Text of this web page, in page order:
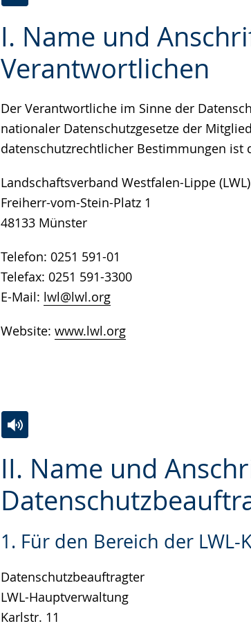
I. Name und
Verantwortlichen
Der Verantwortliche im Sinne der
nationaler Datenschutzgesetze der
datenschutzrechtlicher Bestimmungen ist
Landschaftsverband Westfalen-Lippe (LWL)
Freiherr-vom-Stein-Platz 1
48133 Münster
Telefon: 0251 591-01
Telefax: 0251 591-3300
E-Mail: lwl@lwl.org
Website: www.lwl.org
Leichten
Sprache
wechseln.
Audio-
Unterstützung.
Video
in
Deutscher
wird
angezeigt.
II. Name und
1. Für den Bereich der
Datenschutzbeauftragter
LWL-Hauptverwaltung
Karlstr. 11
Leichten
Sprache
wechseln.
Audio-
Unterstützung.
in
Deutscher
wird
angezeigt.